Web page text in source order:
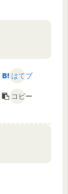
はてブ
コピー